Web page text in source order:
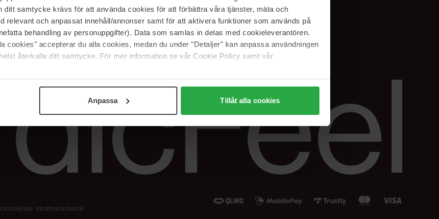
ditt samtycke krävs för att använda cookies för att förbättra våra tjänster, mäta och
relevant och anpassat innehåll/annonser samt för att aktivera funktioner som används på
behandling av personuppgifter). Data som samlas in delas med cookieleverantören.
cookies" accepterar du alla cookies, medan du under "Detaljer" kan anpassa användningen
återkalla ditt samtycke. För mer information se vår Cookie Policy samt vår
Anpassa Tillåt alla cookies
Samarbejdspartner
reklamationer
Email: info@nordicfeel.dk